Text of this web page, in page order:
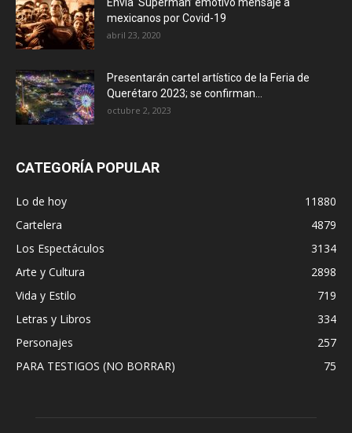
Envía ‘Superman’ emotivo mensaje a
mexicanos por Covid-19
abril 23, 2020
Presentarán cartel artístico de la Feria de
Querétaro 2023; se confirman...
octubre 2, 2023
CATEGORÍA POPULAR
Lo de hoy
11880
Cartelera
4879
Los Espectáculos
3134
Arte y Cultura
2898
Vida y Estilo
719
Letras y Libros
334
Personajes
257
PARA TESTIGOS (NO BORRAR)
75